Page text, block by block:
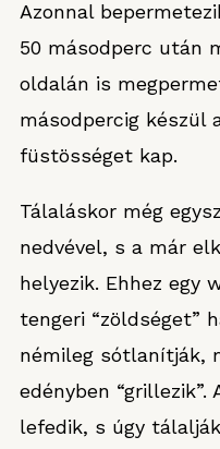
Azonnal
50 másodperc után
oldalán is
másodpercig készül
füstösséget kap.
Tálaláskor még
nedvével, s a már
helyezik. Ehhez egy
tengeri “zöldséget”
némileg sótlanítják,
edényben
lefedik, s úgy